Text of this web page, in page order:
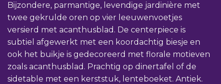
Bijzondere, parmantige, levendige jardinière met
twee gekrulde oren op vier leeuwenvoetjes
versierd met acanthusblad. De centerpiece is
subtiel afgewerkt met een koordachtig biesje en
ook het buikje is gedecoreerd met florale motieven
zoals acanthusblad. Prachtig op dinertafel of de
sidetable met een kerststuk, lenteboeket. Antiek.